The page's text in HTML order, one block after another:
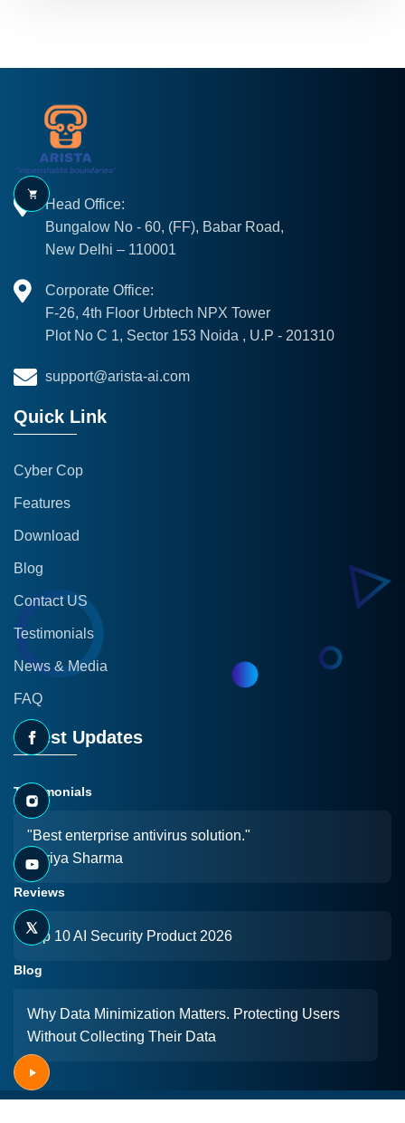
Head Office:
Bungalow No - 60, (FF), Babar Road,
New Delhi – 110001
Corporate Office:
F-26, 4th Floor Urbtech NPX Tower
Plot No C 1, Sector 153 Noida , U.P - 201310
support@arista-ai.com
Quick Link
Cyber Cop
Features
Download
Blog
Contact US
Testimonials
News & Media
FAQ
Latest Updates
Testimonials
"Best enterprise antivirus solution."
- Priya Sharma
Reviews
Top 10 AI Security Product 2026
Blog
Why Data Minimization Matters. Protecting Users
Without Collecting Their Data